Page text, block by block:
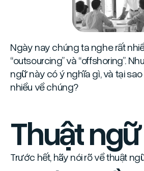
Ngày nay chúng ta nghe rất
“outsourcing” và “offshoring”.
ngữ này có ý nghĩa gì, và tại
nhiều về chúng?
Thuật ngữ
Trước hết, hãy nói rõ về thuật